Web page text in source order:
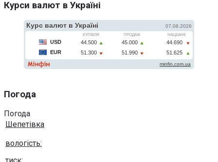
Курси валют в Україні
Погода
Погода
Шепетівка
вологість: